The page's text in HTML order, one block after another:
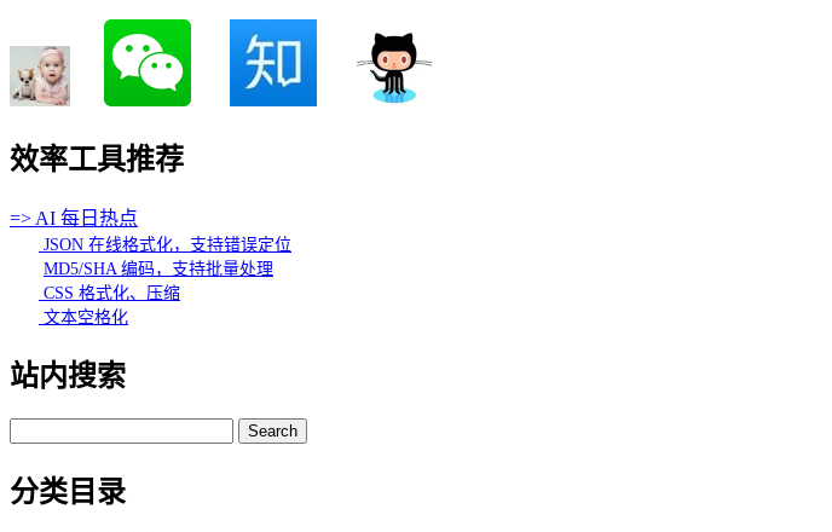
效率工具推荐
=> AI 每日热点
JSON 在线格式化，支持错误定位
MD5/SHA 编码，支持批量处理
CSS 格式化、压缩
文本空格化
站内搜索
for:
分类目录